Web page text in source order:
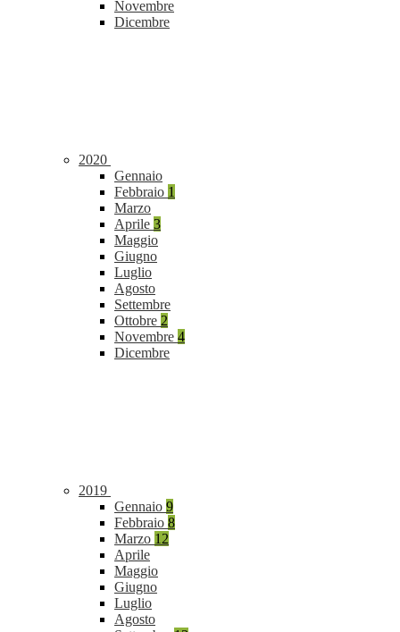
Novembre
Dicembre
2020
Gennaio
Febbraio 1
Marzo
Aprile 3
Maggio
Giugno
Luglio
Agosto
Settembre
Ottobre 2
Novembre 4
Dicembre
2019
Gennaio 9
Febbraio 8
Marzo 12
Aprile
Maggio
Giugno
Luglio
Agosto